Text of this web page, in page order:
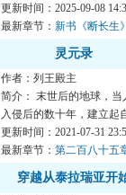
更新时间：2025-09-08
最新章节： 新书《断长生
灵元录
作者：列王殿主
简介： 末世后的地球，
入侵后的数十年，建立起
有人都以为和平...
更新时间：2021-07-31
最新章节： 第二百八十五
局）
穿越从泰拉瑞亚开